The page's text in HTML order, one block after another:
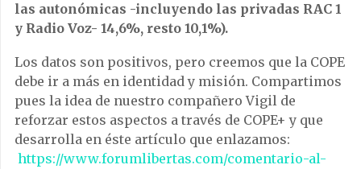
las autonómicas -incluyendo las privadas RAC 1
y Radio Voz- 14,6%, resto 10,1%).
Los datos son positivos, pero creemos que la COPE
debe ir a más en identidad y misión. Compartimos
pues la idea de nuestro compañero Vigil de
reforzar estos aspectos a través de COPE+ y que
desarrolla en éste artículo que enlazamos:
https://www.forumlibertas.com/comentario-al-